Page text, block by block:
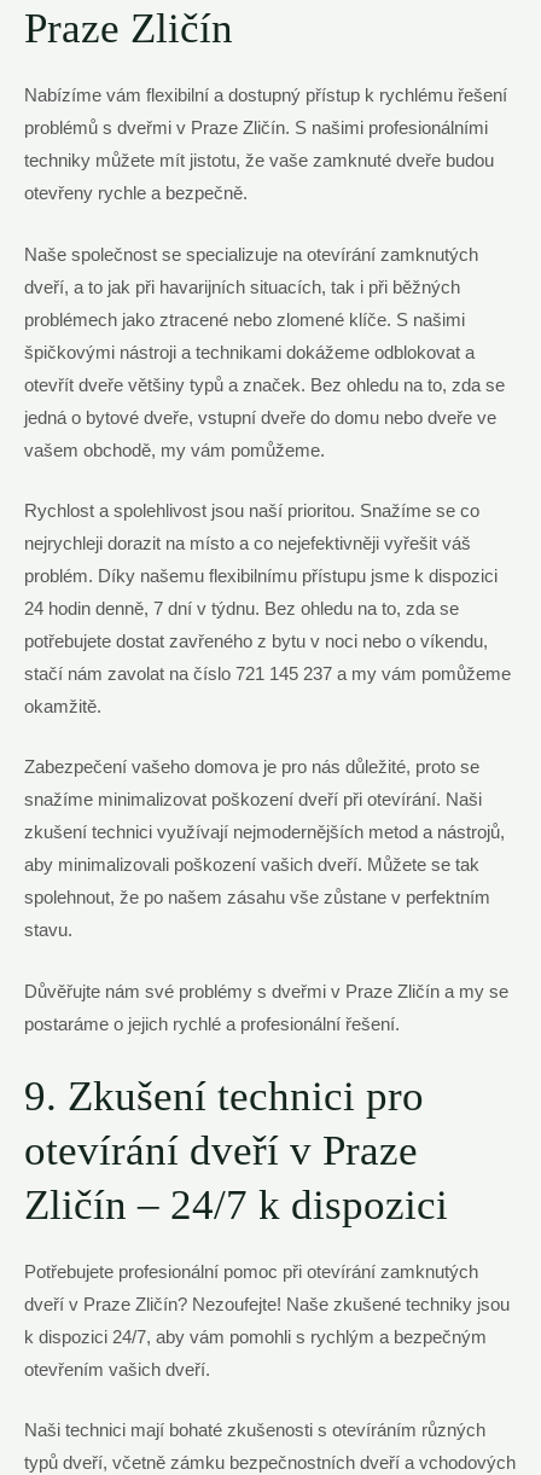
Praze Zličín
Nabízíme vám flexibilní a dostupný přístup k rychlému řešení
problémů s dveřmi v Praze Zličín. S našimi profesionálními
techniky můžete mít jistotu, že vaše zamknuté dveře budou
otevřeny rychle a bezpečně.
Naše společnost se specializuje na otevírání zamknutých
dveří, a to jak při havarijních situacích, tak i při běžných
problémech jako ztracené nebo zlomené klíče. S našimi
špičkovými nástroji a technikami dokážeme odblokovat a
otevřít dveře většiny typů a značek. Bez ohledu na to, zda se
jedná o bytové dveře, vstupní dveře do domu nebo dveře ve
vašem obchodě, my vám pomůžeme.
Rychlost a spolehlivost jsou naší prioritou. Snažíme se co
nejrychleji dorazit na místo a co nejefektivněji vyřešit váš
problém. Díky našemu flexibilnímu přístupu jsme k dispozici
24 hodin denně, 7 dní v týdnu. Bez ohledu na to, zda se
potřebujete dostat zavřeného z bytu v noci nebo o víkendu,
stačí nám zavolat na číslo 721 145 237 a my vám pomůžeme
okamžitě.
Zabezpečení vašeho domova je pro nás důležité, proto se
snažíme minimalizovat poškození dveří při otevírání. Naši
zkušení technici využívají nejmodernějších metod a nástrojů,
aby minimalizovali poškození vašich dveří. Můžete se tak
spolehnout, že po našem zásahu vše zůstane v perfektním
stavu.
Důvěřujte nám své problémy s dveřmi v Praze Zličín a my se
postaráme o jejich rychlé a profesionální řešení.
9. Zkušení technici pro
otevírání dveří v Praze
Zličín – 24/7 k dispozici
Potřebujete profesionální pomoc při otevírání zamknutých
dveří v Praze Zličín? Nezoufejte! Naše zkušené techniky jsou
k dispozici 24/7, aby vám pomohli s rychlým a bezpečným
otevřením vašich dveří.
Naši technici mají bohaté zkušenosti s otevíráním různých
typů dveří, včetně zámku bezpečnostních dveří a vchodových